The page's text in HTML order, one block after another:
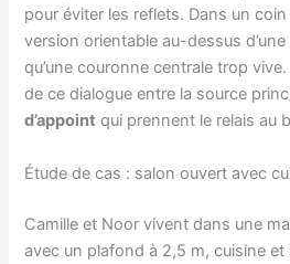
pour éviter les reflets. Dans un
version orientable au-dessus
qu’une couronne centrale trop
de ce dialogue entre la source
d’appoint qui prennent le relais au
Étude de cas : salon ouvert avec
Camille et Noor vivent dans une
avec un plafond à 2,5 m, cuisine